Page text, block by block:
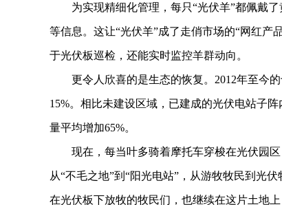
为实现精细化管理，每只“光伏羊”都佩戴了
等信息。这让“光伏羊”成了走俏市场的“网红产
于光伏板巡检，还能实时监控羊群动向。
更令人欣喜的是生态的恢复。2012年至今的
15%。相比未建设区域，已建成的光伏电站子
量平均增加65%。
现在，每当叶多骑着摩托车穿梭在光伏园区
从“不毛之地”到“阳光电站”，从游牧牧民到光
在光伏板下放牧的牧民们，也继续在这片土地